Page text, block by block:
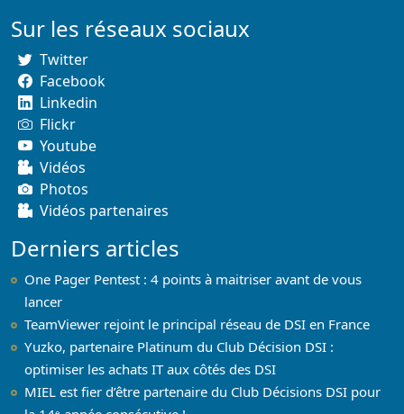
Sur les réseaux sociaux
Twitter
Facebook
Linkedin
Flickr
Youtube
Vidéos
Photos
Vidéos partenaires
Derniers articles
One Pager Pentest : 4 points à maitriser avant de vous
lancer
TeamViewer rejoint le principal réseau de DSI en France
Yuzko, partenaire Platinum du Club Décision DSI :
optimiser les achats IT aux côtés des DSI
MIEL est fier d’être partenaire du Club Décisions DSI pour